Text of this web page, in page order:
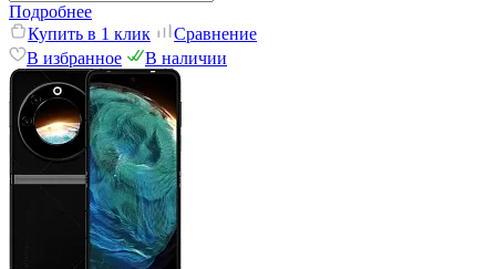
Подробнее
Купить в 1 клик
Сравнение
В избранное
В наличии